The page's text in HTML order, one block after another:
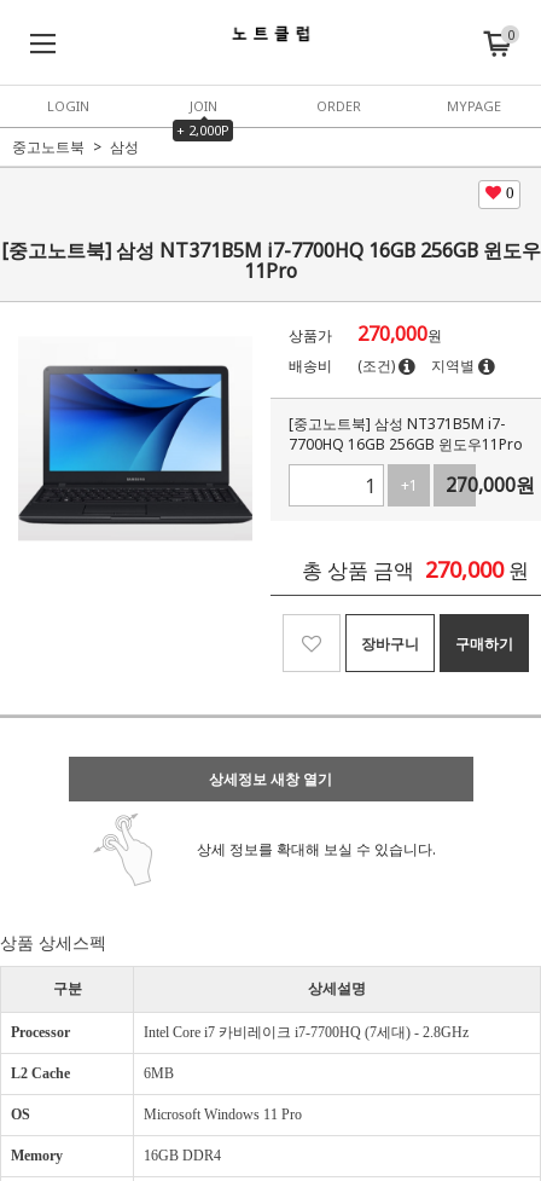
0
LOGIN
JOIN
+ 2,000P
ORDER MYPAGE
중고노트북 삼성
0
[중고노트북] 삼성 NT371B5M i7-7700HQ 16GB 256GB 윈도우
11Pro
상품가 270,000원
배송비
(조건) 지역별
[중고노트북] 삼성 NT371B5M i7-
7700HQ 16GB 256GB 윈도우11Pro
+1
-1
270,000원
총 상품 금액 270,000 원
장바구니 구매하기
상세정보 새창 열기
상세 정보를 확대해 보실 수 있습니다.
상품 상세스펙
구분 상세설명
Processor Intel Core i7 카비레이크 i7-7700HQ (7세대) - 2.8GHz
L2 Cache 6MB
OS Microsoft Windows 11 Pro
Memory 16GB DDR4